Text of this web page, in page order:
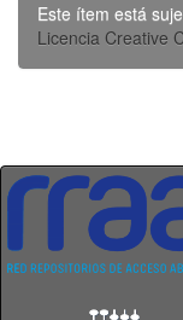
Este ítem está
Licencia Creative